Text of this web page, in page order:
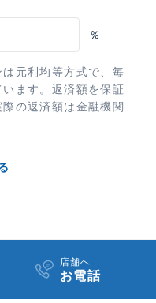
％
元利均等方式で、毎
ます。返済額を保証
の返済額は金融機関
店舗へ
お電話​